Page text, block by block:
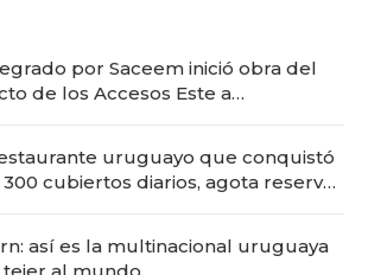
por Saceem inició obra del
de los Accesos Este a
uruguayo que conquistó
cubiertos diarios, agota reservas
así es la multinacional uruguaya